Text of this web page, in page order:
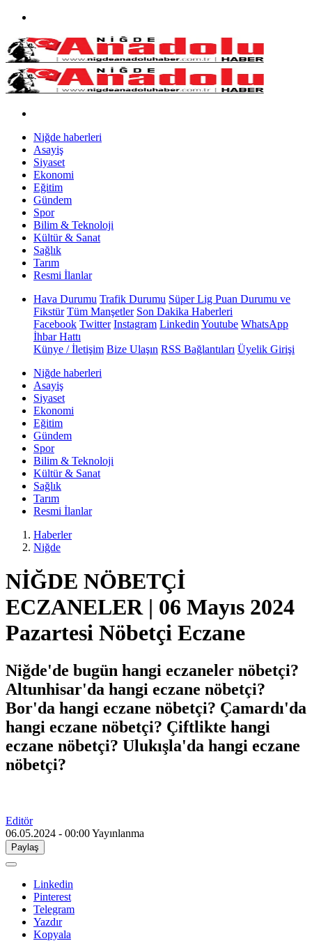
Niğde haberleri
Asayiş
Siyaset
Ekonomi
Eğitim
Gündem
Spor
Bilim & Teknoloji
Kültür & Sanat
Sağlık
Tarım
Resmi İlanlar
Hava Durumu Trafik Durumu Süper Lig Puan Durumu ve
Fikstür Tüm Manşetler Son Dakika Haberleri
Facebook Twitter Instagram Linkedin Youtube WhatsApp
İhbar Hattı
Künye / İletişim Bize Ulaşın RSS Bağlantıları Üyelik Girişi
Niğde haberleri
Asayiş
Siyaset
Ekonomi
Eğitim
Gündem
Spor
Bilim & Teknoloji
Kültür & Sanat
Sağlık
Tarım
Resmi İlanlar
Haberler
Niğde
NİĞDE NÖBETÇİ
ECZANELER | 06 Mayıs 2024
Pazartesi Nöbetçi Eczane
Niğde'de bugün hangi eczaneler nöbetçi?
Altunhisar'da hangi eczane nöbetçi?
Bor'da hangi eczane nöbetçi? Çamardı'da
hangi eczane nöbetçi? Çiftlikte hangi
eczane nöbetçi? Ulukışla'da hangi eczane
nöbetçi?
Editör
06.05.2024 - 00:00Yayınlanma
Paylaş
Linkedin
Pinterest
Telegram
Yazdır
Kopyala